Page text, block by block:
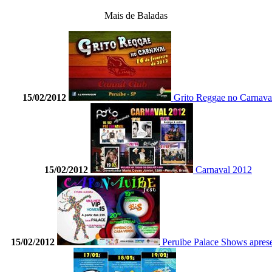
Mais de Baladas
15/02/2012 Grito Reggae no
15/02/2012 Carnaval 2012
15/02/2012 Peruibe Palace Shows